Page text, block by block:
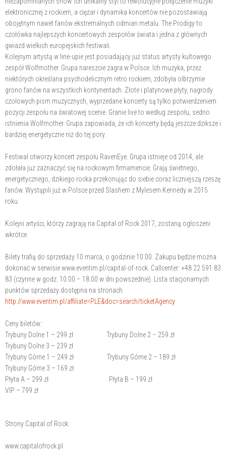
elektronicznej z rockiem, a ciężar i dynamika koncertów nie pozostawiają
obojętnym nawet fanów ekstremalnych odmian metalu. The Prodigy to
czołówka najlepszych koncertowych zespołów świata i jedna z głównych
gwiazd wielkich europejskich festiwali.
Kolejnym artystą w line-upie jest posiadający już status artysty kultowego
zespół Wolfmother. Grupa nareszcie zagra w Polsce. Ich muzyka, przez
niektórych określana psychodelicznym retro rockiem, zdobyła olbrzymie
grono fanów na wszystkich kontynentach. Złote i platynowe płyty, nagrody
czołowych pism muzycznych, wyprzedane koncerty są tylko potwierdzeniem
pozycji zespołu na światowej scenie. Granie live to według zespołu, sedno
istnienia Wolfmother. Grupa zapowiada, że ich koncerty będą jeszcze dziksze i
bardziej energetyczne niż do tej pory.
Festiwal otworzy koncert zespołu RavenEye. Grupa istnieje od 2014, ale
zdołała już zaznaczyć się na rockowym firmamencie. Grają świetnego,
energetycznego, dzikiego rocka przekonując do siebie coraz liczniejszą rzeszę
fanów. Wystąpili już w Polsce przed Slashem z Mylesem Kennedy w 2015
roku.
Kolejni artyści, którzy zagrają na Capital of Rock 2017, zostaną ogłoszeni
wkrótce.
Bilety trafią do sprzedaży 10 marca, o godzinie 10:00. Zakupu będzie można
dokonać w serwisie www.eventim.pl/capital-of-rock. Callcenter: +48 22 591 83
83 (czynne w godz. 10:00 – 18:00 w dni powszednie). Lista stacjonarnych
punktów sprzedaży dostępna na stronach
http://www.eventim.pl/affiliate=PLE&doc=search/ticketAgency
Ceny biletów:
Trybuny Dolne 1 – 299 zł Trybuny Dolne 2 – 259 zł
Trybuny Dolne 3 – 239 zł
Trybuny Górne 1 – 249 zł Trybuny Górne 2 – 189 zł
Trybuny Górne 3 – 169 zł
Płyta A – 299 zł Płyta B – 199 zł
VIP – 799 zł
Strony Capital of Rock:
www.capitalofrock.pl